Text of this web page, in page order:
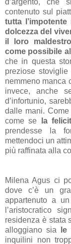
contenuto sul
tutta
dolcezza del
il loro
come possibile
che in questa
preziose
nemmeno manca
invece, anche
d’infortunio,
dalle mani.
come se
la
prendesse la
mettendoci un
più raffinata alla
Milena Agus ci
dove c’è un
appartenuto a
l’aristocratico
residenza è stata
alloggiano sia
le
inquilini non